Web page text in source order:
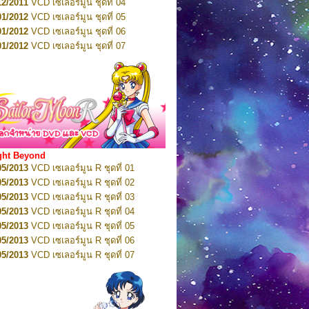
DVD เซเลอร์มูน คริสตัล VOL.7
DVD เซเลอร์มูน คริสตัล VOL.8
DVD เซเลอร์มูน คริสตัล Box-Set
2012 VCD เซเลอร์มูน ชุดที่ 05
2012 VCD เซเลอร์มูน ชุดที่ 06
2012 VCD เซเลอร์มูน ชุดที่ 07
2012 VCD เซเลอร์มูน ชุดที่ 08
VCD เซเลอร์มูน ชุดที่ 09
VCD เซเลอร์มูน ชุดที่ 10
2012
VCD เซเลอร์มูน ชุดที่ 11
2012VCD เซเลอร์มูน ชุดที่ 12
2012VCD เซเลอร์มูน ชุดที่ 13
2012VCD เซเลอร์มูน ชุดที่ 14
2012VCD เซเลอร์มูน ชุดที่ 15
2012 VCD เซเลอร์มูน ชุดที่ 16
2012 VCD เซเลอร์มูน ชุดที่ 17
2012 VCD เซเลอร์มูน ชุดที่ 18
2012 VCD เซเลอร์มูน ชุดที่ 19
2012 VCD เซเลอร์มูน ชุดที่ 20
2012 VCD เซเลอร์มูน ชุดที่ 21
2012 VCD เซเลอร์มูน ชุดที่ 22
DVD เซเลอร์มูน ชุดที่ 01
DVD เซเลอร์มูน ชุดที่ 02
Beyond
2013VCD เซเลอร์มูน R ชุดที่ 01
2013 VCD เซเลอร์มูน R ชุดที่ 02
2013 VCD เซเลอร์มูน R ชุดที่ 03
2013 VCD เซเลอร์มูน R ชุดที่ 04
2013 VCD เซเลอร์มูน R ชุดที่ 05
2013 VCD เซเลอร์มูน R ชุดที่ 06
2013 VCD เซเลอร์มูน R ชุดที่ 07
2013 VCD เซเลอร์มูน R ชุดที่ 08
VCD เซเลอร์มูน R ชุดที่ 09
VCD เซเลอร์มูน R ชุดที่ 10
VCD เซเลอร์มูน R ชุดที่ 11